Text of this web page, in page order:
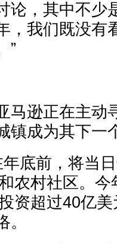
论，其中不少
，我们既没有
”
马逊正在主动
镇成为其下一
底前，将当
农村社区。
资超过40亿